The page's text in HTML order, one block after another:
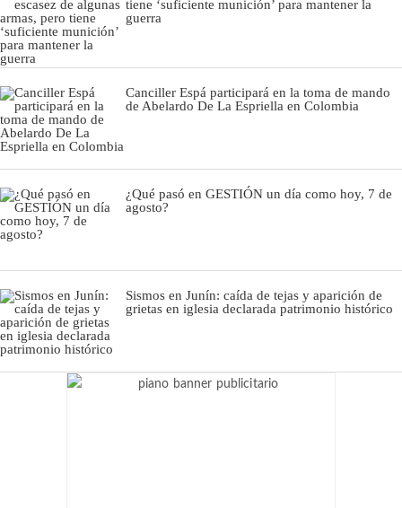
tiene ‘suficiente munición’ para mantener la
guerra
Canciller Espá participará en la toma de mando
de Abelardo De La Espriella en Colombia
¿Qué pasó en GESTIÓN un día como hoy, 7 de
agosto?
Sismos en Junín: caída de tejas y aparición de
grietas en iglesia declarada patrimonio histórico